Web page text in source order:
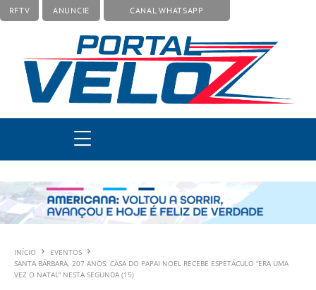
RFTV ANUNCIE CANAL WHATSAPP
INÍCIO
EVENTOS
SANTA BÁRBARA, 207 ANOS: CASA DO PAPAI NOEL RECEBE ESPETÁCULO “ERA UMA
VEZ O NATAL” NESTA SEGUNDA (15)